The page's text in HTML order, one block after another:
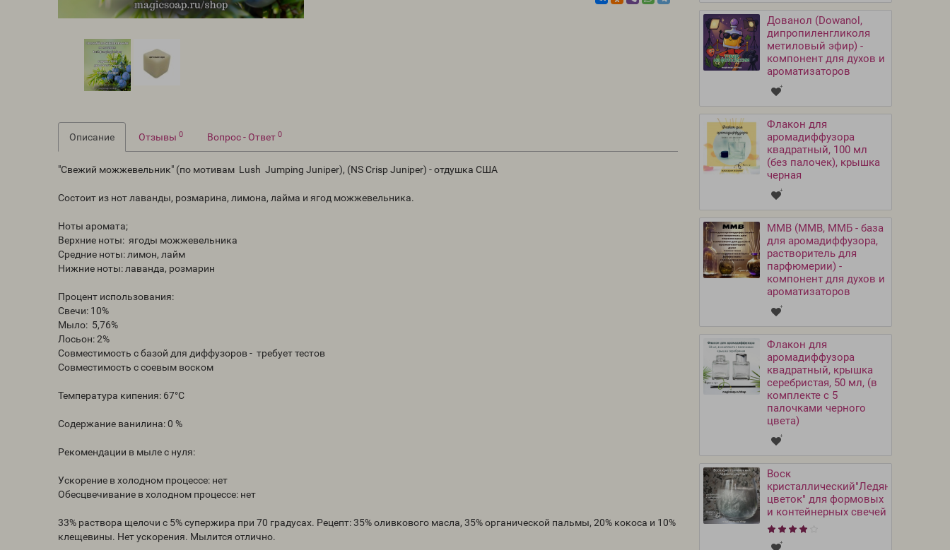
Описание Отзывы0 Вопрос - Ответ0
"Свежий можжевельник" (по мотивам Lush Jumping Juniper), (NS Crisp Juniper) - отдушка США
Состоит из нот лаванды, розмарина, лимона, лайма и ягод можжевельника.
Ноты аромата;
Верхние ноты: ягоды можжевельника
Средние ноты: лимон, лайм
Нижние ноты: лаванда, розмарин
Процент использования:
Свечи: 10%
Мыло: 5,76%
Лосьон: 2%
Совместимость с базой для диффузоров - требует тестов
Совместимость с соевым воском
Температура кипения: 67°C
Содержание ванилина: 0 %
Рекомендации в мыле с нуля:
Ускорение в холодном процессе: нет
Обесцвечивание в холодном процессе: нет
33% раствора щелочи с 5% супержира при 70 градусах. Рецепт: 35% оливкового масла, 35% органической пальмы, 20% кокоса и 10%
клещевины. Нет ускорения. Мылится отлично.
Дованол (Dowanol,
дипропиленгликоля
метиловый эфир) -
компонент для духов и
ароматизаторов
Флакон для
аромадиффузора
квадратный, 100 мл
(без палочек), крышка
черная
MMB (ММВ, ММБ - база
для аромадиффузора,
растворитель для
парфюмерии) -
компонент для духов и
ароматизаторов
Флакон для
аромадиффузора
квадратный, крышка
серебристая, 50 мл, (в
комплекте с 5
палочками черного
цвета)
Воск
кристаллический"Ледяной
цветок" для формовых
и контейнерных свечей